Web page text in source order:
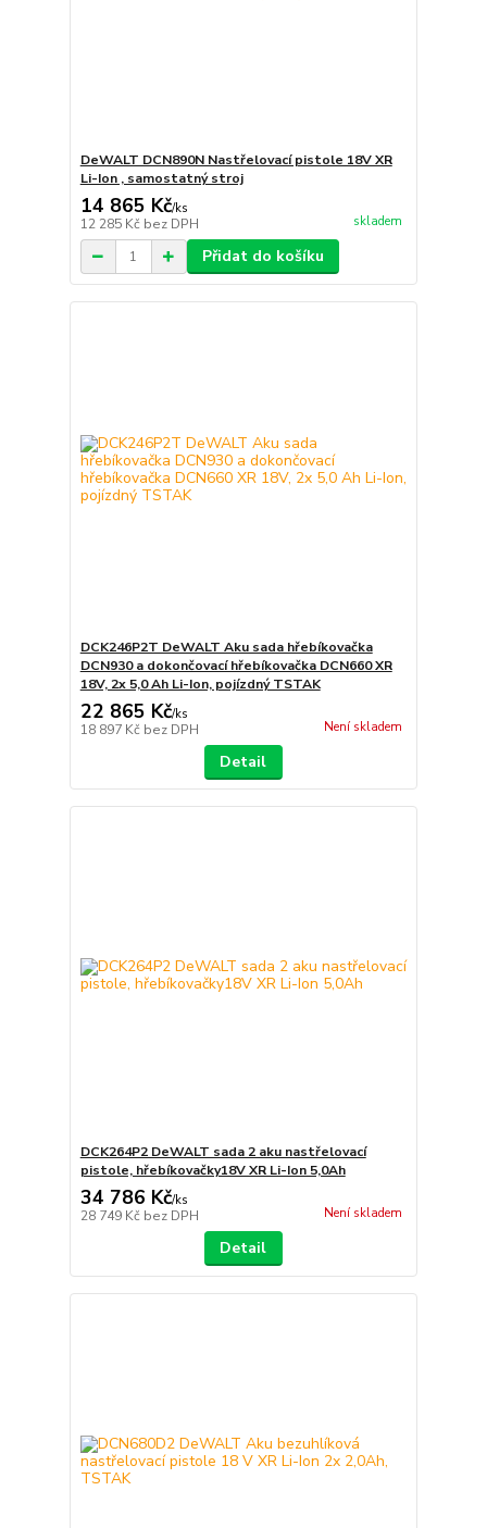
DeWALT DCN890N Nastřelovací pistole 18V XR
Li-Ion , samostatný stroj
14 865 Kč/ks
12 285 Kč bez DPH skladem
Přidat do košíku
DCK246P2T DeWALT Aku sada hřebíkovačka
DCN930 a dokončovací hřebíkovačka DCN660 XR
18V, 2x 5,0 Ah Li-Ion, pojízdný TSTAK
22 865 Kč/ks
18 897 Kč bez DPH Není skladem
Detail
DCK264P2 DeWALT sada 2 aku nastřelovací
pistole, hřebíkovačky18V XR Li-Ion 5,0Ah
34 786 Kč/ks
28 749 Kč bez DPH Není skladem
Detail